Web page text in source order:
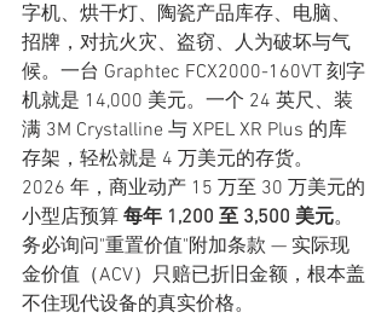
字机、烘干灯、陶瓷产品库存、电脑、
招牌，对抗火灾、盗窃、人为破坏与气
候。一台 Graphtec FCX2000-160VT 刻字
机就是 14,000 美元。一个 24 英尺、装
满 3M Crystalline 与 XPEL XR Plus 的库
存架，轻松就是 4 万美元的存货。
2026 年，商业动产 15 万至 30 万美元的
小型店预算 每年 1,200 至 3,500 美元。
务必询问"重置价值"附加条款 — 实际现
金价值（ACV）只赔已折旧金额，根本盖
不住现代设备的真实价格。